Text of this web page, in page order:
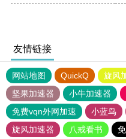
友情链接
网站地图 QuickQ 旋风
坚果加速器
小牛加速器
免费vqn外网加速
小蓝鸟
旋风加速器
八戒看书